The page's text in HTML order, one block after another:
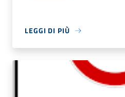
LEGGI DI PIÙ